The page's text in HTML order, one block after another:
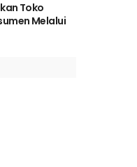
Toko
Melalui